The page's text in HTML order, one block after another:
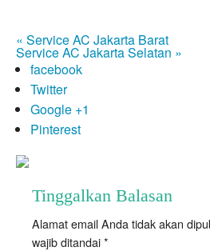
« Service AC Jakarta Barat
Service AC Jakarta Selatan »
facebook
Twitter
Google +1
Pinterest
Tinggalkan Balasan
Alamat email Anda tidak akan
wajib ditandai*